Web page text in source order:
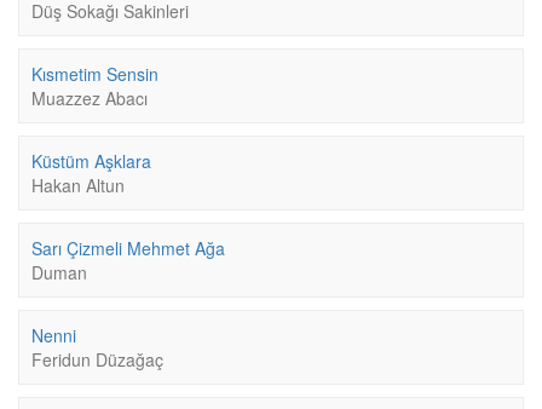
Düş Sokağı Sakinleri
Kısmetim Sensin
Muazzez Abacı
Küstüm Aşklara
Hakan Altun
Sarı Çizmeli Mehmet Ağa
Duman
Nenni
Feridun Düzağaç